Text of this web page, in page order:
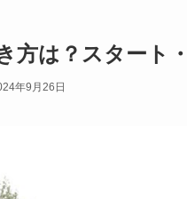
方は？スタート
年9月26日